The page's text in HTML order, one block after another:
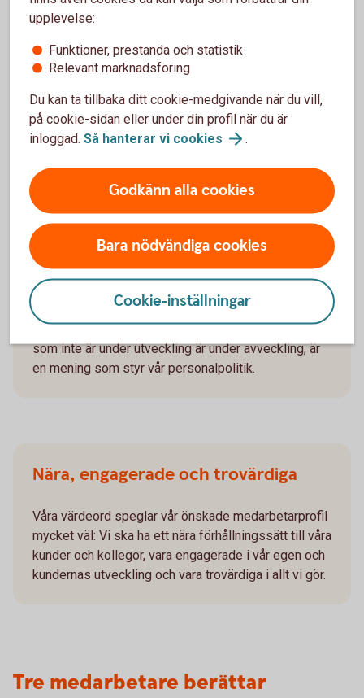
En stimulerande arbetsplats
arbetsplats med goda möjligheter att utvecklas och
skapa värden inte enbart för våra kunder, dig själv,
banken och vår ägare. Här kan ditt engagemang
Decentraliserat arbetssätt
Vi arbetar med ett decentraliserat arbetssätt som
innebär tydliga mandat, befogenheter och ansvar. Allt
som inte är under utveckling är under avveckling, är
en mening som styr vår personalpolitik.
Nära, engagerade och trovärdiga
Våra värdeord speglar vår önskade medarbetarprofil
mycket väl: Vi ska ha ett nära förhållningssätt till våra
kunder och kollegor, vara engagerade i vår egen och
kundernas utveckling och vara trovärdiga i allt vi gör.
Tre medarbetare berättar
upplevelse:
Funktioner, prestanda och statistik
Relevant marknadsföring
Du kan ta tillbaka ditt cookie-medgivande när du vill,
på cookie-sidan eller under din profil när du är
inloggad. Så hanterar vi cookies .
Godkänn alla cookies
Bara nödvändiga cookies
Cookie-inställningar